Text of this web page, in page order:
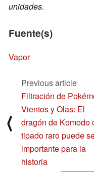
unidades.
Fuente(s)
Vapor
⟨
Previous article
Filtración de
Vientos y Olas: El
dragón de Komodo
tipado raro puede
importante para la
historia